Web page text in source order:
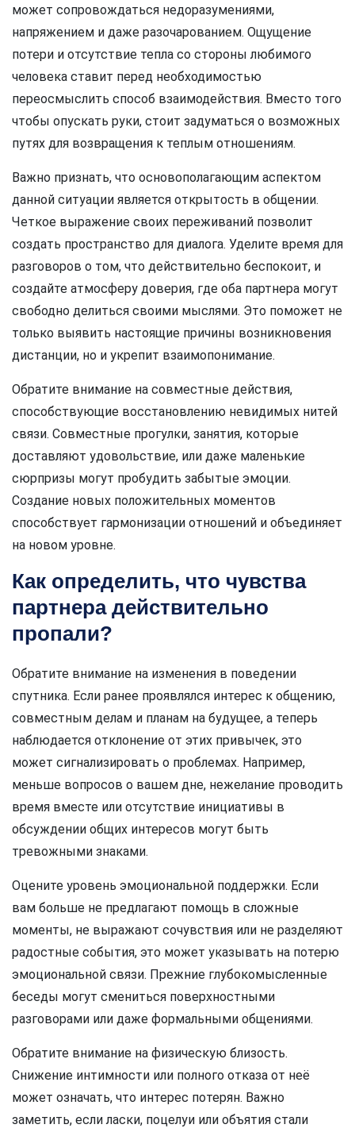
может сопровождаться недоразумениями,
напряжением и даже разочарованием. Ощущение
потери и отсутствие тепла со стороны любимого
человека ставит перед необходимостью
переосмыслить способ взаимодействия. Вместо того
чтобы опускать руки, стоит задуматься о возможных
путях для возвращения к теплым отношениям.
Важно признать, что основополагающим аспектом
данной ситуации является открытость в общении.
Четкое выражение своих переживаний позволит
создать пространство для диалога. Уделите время для
разговоров о том, что действительно беспокоит, и
создайте атмосферу доверия, где оба партнера могут
свободно делиться своими мыслями. Это поможет не
только выявить настоящие причины возникновения
дистанции, но и укрепит взаимопонимание.
Обратите внимание на совместные действия,
способствующие восстановлению невидимых нитей
связи. Совместные прогулки, занятия, которые
доставляют удовольствие, или даже маленькие
сюрпризы могут пробудить забытые эмоции.
Создание новых положительных моментов
способствует гармонизации отношений и объединяет
на новом уровне.
Как определить, что чувства
партнера действительно
пропали?
Обратите внимание на изменения в поведении
спутника. Если ранее проявлялся интерес к общению,
совместным делам и планам на будущее, а теперь
наблюдается отклонение от этих привычек, это
может сигнализировать о проблемах. Например,
меньше вопросов о вашем дне, нежелание проводить
время вместе или отсутствие инициативы в
обсуждении общих интересов могут быть
тревожными знаками.
Оцените уровень эмоциональной поддержки. Если
вам больше не предлагают помощь в сложные
моменты, не выражают сочувствия или не разделяют
радостные события, это может указывать на потерю
эмоциональной связи. Прежние глубокомысленные
беседы могут смениться поверхностными
разговорами или даже формальными общениями.
Обратите внимание на физическую близость.
Снижение интимности или полного отказа от неё
может означать, что интерес потерян. Важно
заметить, если ласки, поцелуи или объятия стали